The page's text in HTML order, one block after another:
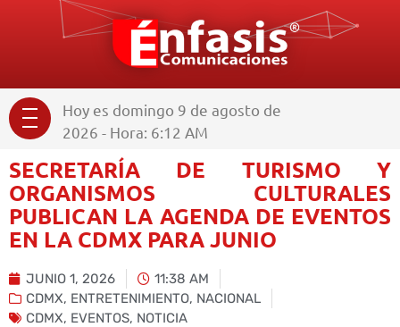
Hoy es domingo 9 de agosto de
2026 - Hora: 6:12 AM
SECRETARÍA DE TURISMO Y
ORGANISMOS CULTURALES
PUBLICAN LA AGENDA DE EVENTOS
EN LA CDMX PARA JUNIO
JUNIO 1, 2026
11:38 AM
CDMX, ENTRETENIMIENTO, NACIONAL
CDMX, EVENTOS, NOTICIA